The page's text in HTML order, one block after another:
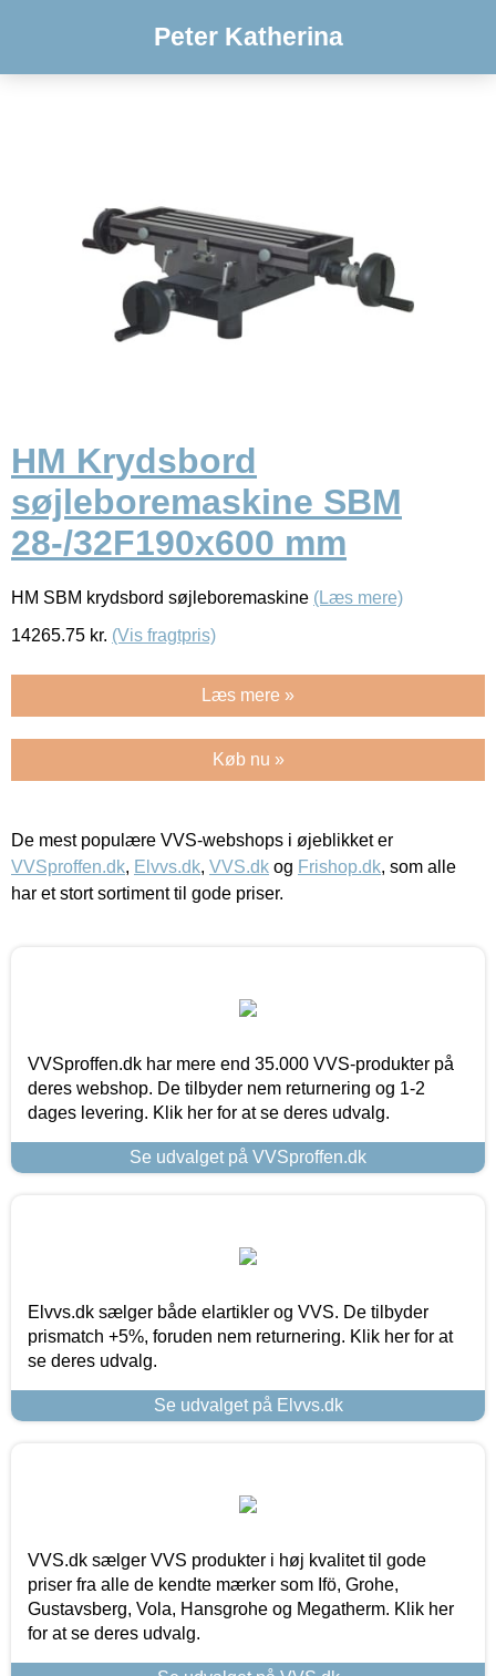
Peter Katherina
HM Krydsbord
søjleboremaskine SBM
28-/32F190x600 mm
HM SBM krydsbord søjleboremaskine (Læs mere)
14265.75 kr. (Vis fragtpris)
Læs mere »
Køb nu »
De mest populære VVS-webshops i øjeblikket er
VVSproffen.dk, Elvvs.dk, VVS.dk og Frishop.dk, som alle
har et stort sortiment til gode priser.
VVSproffen.dk har mere end 35.000 VVS-produkter på
deres webshop. De tilbyder nem returnering og 1-2
dages levering. Klik her for at se deres udvalg.
Se udvalget på VVSproffen.dk
Elvvs.dk sælger både elartikler og VVS. De tilbyder
prismatch +5%, foruden nem returnering. Klik her for at
se deres udvalg.
Se udvalget på Elvvs.dk
VVS.dk sælger VVS produkter i høj kvalitet til gode
priser fra alle de kendte mærker som Ifö, Grohe,
Gustavsberg, Vola, Hansgrohe og Megatherm. Klik her
for at se deres udvalg.